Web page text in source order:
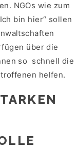
NGOs wie zum
bin hier“ sollen
über die
so schnell die
helfen.